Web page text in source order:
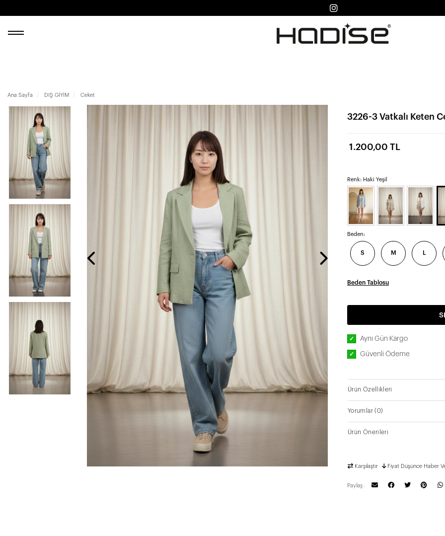
Ana Sayfa DIŞ GİYİM Ceket
3226-3 Vatkalı Keten
1.200,00 TL
Renk: Haki Yeşil
Beden:
S M L
Beden Tablosu
✓ Aynı Gün Kargo
✓ Güvenli Ödeme
Ürün Özellikleri
Yorumlar(0)
Ürün Önerileri
Karşılaştır Fiyat Düşünce Haber
Paylaş :